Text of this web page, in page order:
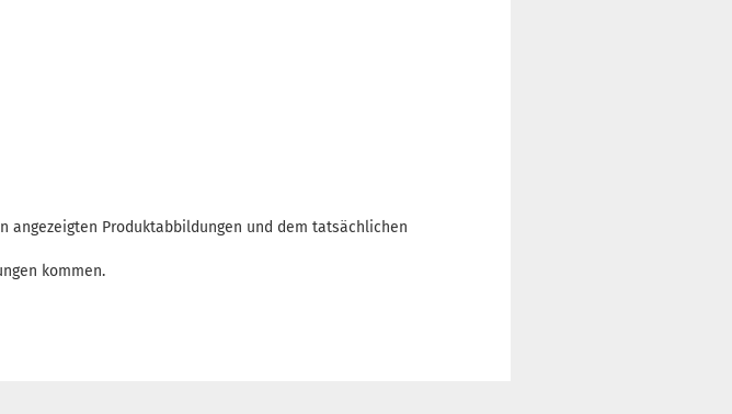
angezeigten Produktabbildungen und dem tatsächlichen
kommen.